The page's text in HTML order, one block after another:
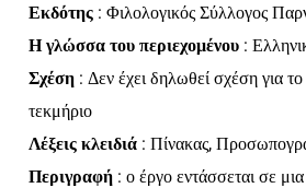
Εκδότης: Φιλολογικός Σύλλογος
Η γλώσσα του περιεχομένου:
Σχέση: Δεν έχει δηλωθεί σχέση για
τεκμήριο
Λέξεις κλειδιά: Πίνακας,
Περιγραφή: ο έργο εντάσσεται σε